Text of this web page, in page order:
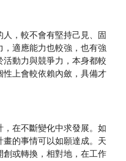
，較不會有堅持己見、固
適應能力也較強，也有強
動力與競爭力，本身都較
上會較依賴內斂，具備才
在不斷變化中求發展。如
的事情可以如願達成。天
或轉換，相對地，在工作